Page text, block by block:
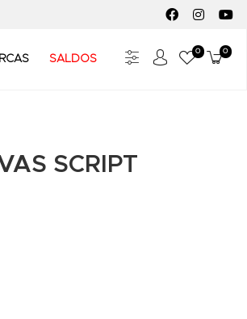
FACEBOOK
SALDOS Meus
0 0
SCRIPT